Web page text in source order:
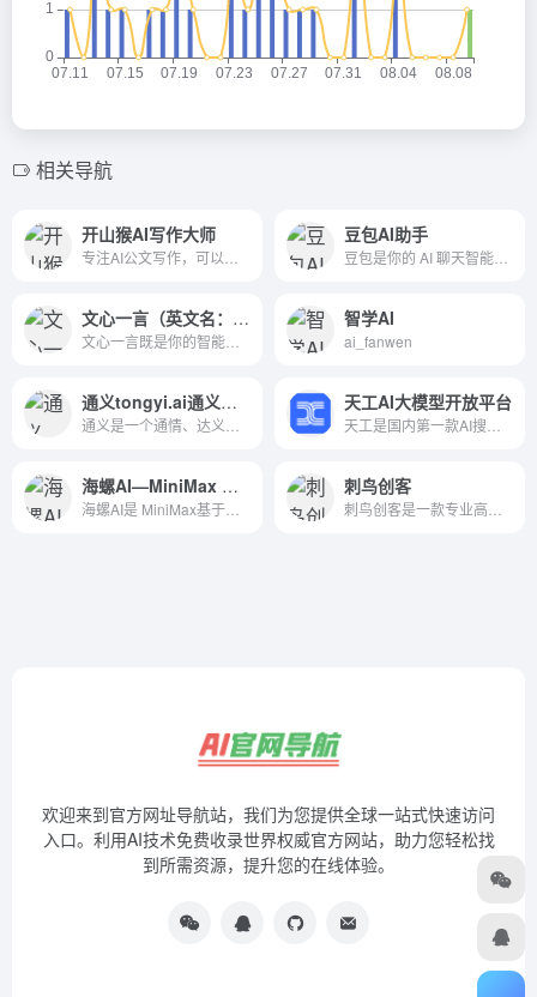
相关导航
开山猴AI写作大师 豆包AI助手
文心一言（英文名：ERNIE Bot）大语言模型的AI聊天机器人 智学AI
ai_fanwen
通义tongyi.ai通义千问 天工AI大模型开放平台
海螺AI—MiniMax 旗下生产力产品，你的AI伙伴，10倍速提升工作学习效率 刺鸟创客
欢迎来到官方网址导航站，我们为您提供全球一站式快速访问
入口。利用AI技术免费收录世界权威官方网站，助力您轻松找
到所需资源，提升您的在线体验。